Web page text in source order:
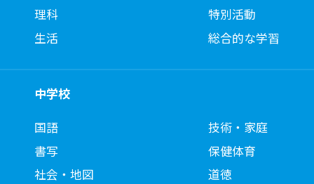
理科
生活
特別活動
総合的な学習
中学校
国語
書写
社会・地図
技術・家庭
保健体育
道徳